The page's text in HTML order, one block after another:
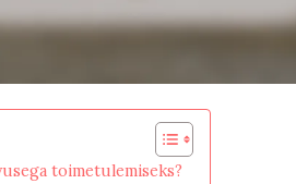
toimetulemiseks?